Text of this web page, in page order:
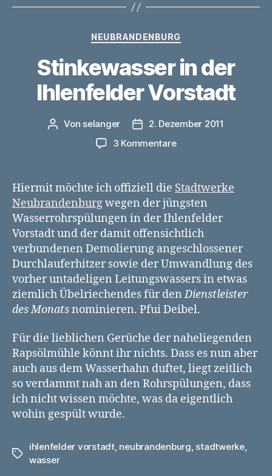
Kategorien
NEUBRANDENBURG
Stinkewasser in der
Ihlenfelder Vorstadt
Beitragsautor
Von selanger Veröffentlichungsdatum
2. Dezember 2011
3 Kommentarezu
der
Ihlenfelder
Vorstadt
Hiermit möchte ich offiziell die Stadtwerke
Neubrandenburgwegen der jüngsten
Wasserrohrspülungen in der Ihlenfelder
Vorstadt und der damit offensichtlich
verbundenen Demolierung angeschlossener
Durchlauferhitzer sowie der Umwandlung des
vorher untadeligen Leitungswassers in etwas
ziemlich Übelriechendes für denDienstleister
des Monatsnominieren. Pfui Deibel.
Für die lieblichen Gerüche der naheliegenden
Rapsölmühle könnt ihr nichts. Dass es nun aber
auch aus dem Wasserhahn duftet, liegt zeitlich
so verdammt nah an den Rohrspülungen, dass
ich nicht wissen möchte, was da eigentlich
wohin gespült wurde.
Schlagwörter
ihlenfelder vorstadt, neubrandenburg, stadtwerke,
wasser